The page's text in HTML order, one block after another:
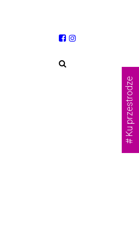
# Ku przestrodze